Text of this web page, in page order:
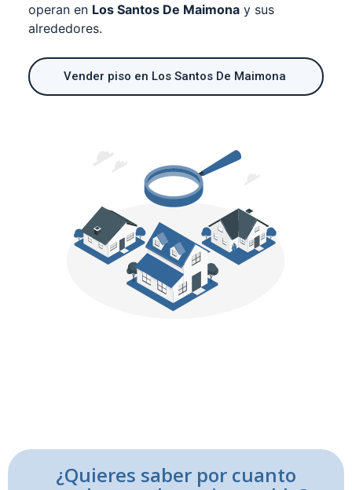
operan en Los Santos De Maimona y sus
alrededores.
Vender piso en Los Santos De Maimona
¿Quieres saber por cuanto